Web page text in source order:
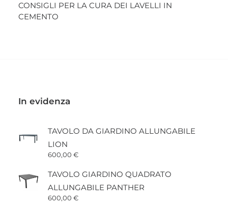
CONSIGLI PER LA CURA DEI LAVELLI IN
CEMENTO
In evidenza
TAVOLO DA GIARDINO ALLUNGABILE
LION
600,00 €
TAVOLO GIARDINO QUADRATO
ALLUNGABILE PANTHER
600,00 €